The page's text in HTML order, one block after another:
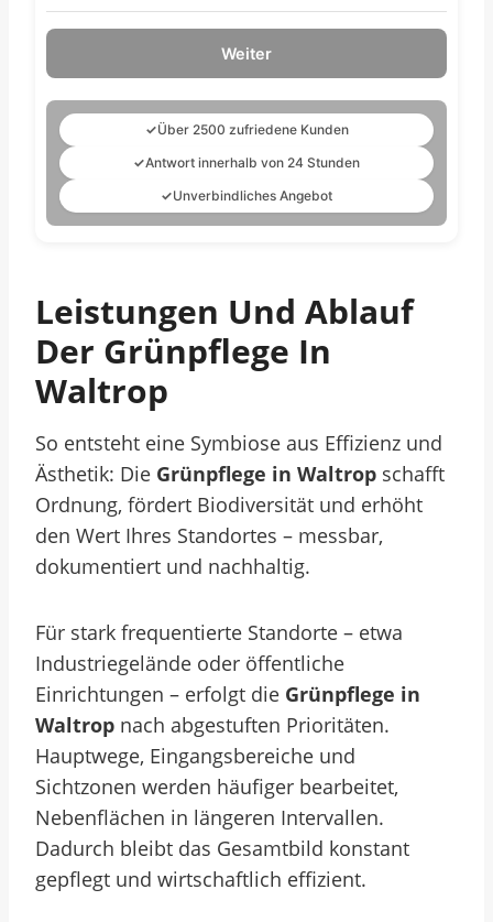
Weiter
✓Über 2500 zufriedene Kunden
✓Antwort innerhalb von 24 Stunden
✓Unverbindliches Angebot
Leistungen Und Ablauf
Der Grünpflege In
Waltrop
So entsteht eine Symbiose aus Effizienz und
Ästhetik: Die Grünpflege in Waltrop schafft
Ordnung, fördert Biodiversität und erhöht
den Wert Ihres Standortes – messbar,
dokumentiert und nachhaltig.
Für stark frequentierte Standorte – etwa
Industriegelände oder öffentliche
Einrichtungen – erfolgt die Grünpflege in
Waltrop nach abgestuften Prioritäten.
Hauptwege, Eingangsbereiche und
Sichtzonen werden häufiger bearbeitet,
Nebenflächen in längeren Intervallen.
Dadurch bleibt das Gesamtbild konstant
gepflegt und wirtschaftlich effizient.